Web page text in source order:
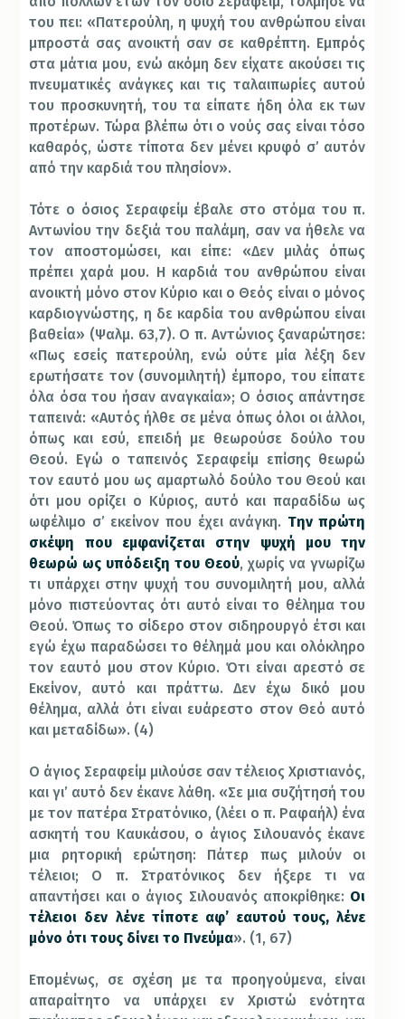
του πει: «Πατερούλη, η ψυχή του ανθρώπου είναι
μπροστά σας ανοικτή σαν σε καθρέπτη. Εμπρός
στα μάτια μου, ενώ ακόμη δεν είχατε ακούσει τις
πνευματικές ανάγκες και τις ταλαιπωρίες αυτού
του προσκυνητή, του τα είπατε ήδη όλα εκ των
προτέρων. Τώρα βλέπω ότι ο νούς σας είναι τόσο
καθαρός, ώστε τίποτα δεν μένει κρυφό σ’ αυτόν
από την καρδιά του πλησίον».
Τότε ο όσιος Σεραφείμ έβαλε στο στόμα του π.
Αντωνίου την δεξιά του παλάμη, σαν να ήθελε να
τον αποστομώσει, και είπε: «Δεν μιλάς όπως
πρέπει χαρά μου. Η καρδιά του ανθρώπου είναι
ανοικτή μόνο στον Κύριο και ο Θεός είναι ο μόνος
καρδιογνώστης, η δε καρδία του ανθρώπου είναι
βαθεία» (Ψαλμ. 63,7). Ο π. Αντώνιος ξαναρώτησε:
«Πως εσείς πατερούλη, ενώ ούτε μία λέξη δεν
ερωτήσατε τον (συνομιλητή) έμπορο, του είπατε
όλα όσα του ήσαν αναγκαία»; Ο όσιος απάντησε
ταπεινά: «Αυτός ήλθε σε μένα όπως όλοι οι άλλοι,
όπως και εσύ, επειδή με θεωρούσε δούλο του
Θεού. Εγώ ο ταπεινός Σεραφείμ επίσης θεωρώ
τον εαυτό μου ως αμαρτωλό δούλο του Θεού και
ότι μου ορίζει ο Κύριος, αυτό και παραδίδω ως
ωφέλιμο σ’ εκείνον που έχει ανάγκη. Την πρώτη
σκέψη που εμφανίζεται στην ψυχή μου την
θεωρώ ως υπόδειξη του Θεού, χωρίς να γνωρίζω
τι υπάρχει στην ψυχή του συνομιλητή μου, αλλά
μόνο πιστεύοντας ότι αυτό είναι το θέλημα του
Θεού. Όπως το σίδερο στον σιδηρουργό έτσι και
εγώ έχω παραδώσει το θέλημά μου και ολόκληρο
τον εαυτό μου στον Κύριο. Ότι είναι αρεστό σε
Εκείνον, αυτό και πράττω. Δεν έχω δικό μου
θέλημα, αλλά ότι είναι ευάρεστο στον Θεό αυτό
και μεταδίδω». (4)
Ο άγιος Σεραφείμ μιλούσε σαν τέλειος Χριστιανός,
και γι’ αυτό δεν έκανε λάθη. «Σε μια συζήτησή του
με τον πατέρα Στρατόνικο, (λέει ο π. Ραφαήλ) ένα
ασκητή του Καυκάσου, ο άγιος Σιλουανός έκανε
μια ρητορική ερώτηση: Πάτερ πως μιλούν οι
τέλειοι; Ο π. Στρατόνικος δεν ήξερε τι να
απαντήσει και ο άγιος Σιλουανός αποκρίθηκε: Οι
τέλειοι δεν λένε τίποτε αφ’ εαυτού τους, λένε
μόνο ότι τους δίνει το Πνεύμα». (1, 67)
Επομένως, σε σχέση με τα προηγούμενα, είναι
απαραίτητο να υπάρχει εν Χριστώ ενότητα